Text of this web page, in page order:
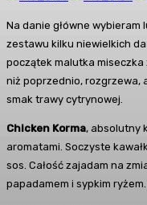
Na danie główne wybieram
zestawu kilku niewielkich
początek malutka miseczka
niż poprzednio, rozgrzewa,
smak trawy cytrynowej.
Chicken Korma, absolutny
aromatami. Soczyste
sos. Całość zajadam na
papadamem i sypkim ryżem.